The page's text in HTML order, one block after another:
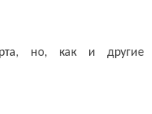
но, как и другие